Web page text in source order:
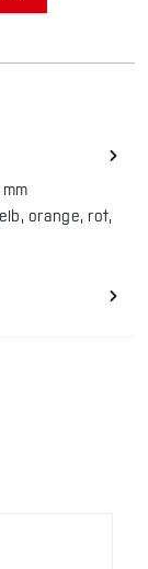
orange, rot,